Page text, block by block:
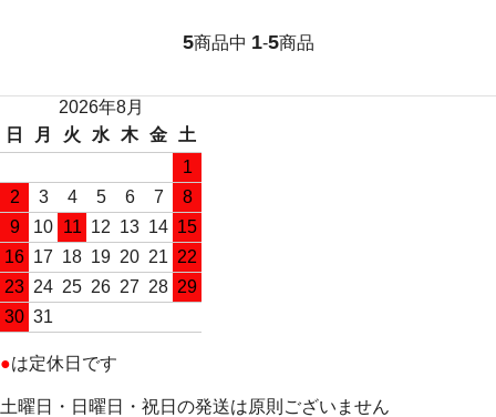
5商品中 1-5商品
2026年8月
日
月 火 水 木 金
土
1
2
3 4 5 6 7
8
9
10 11 12 13 14 15
16 17 18 19 20 21 22
23 24 25 26 27 28 29
30 31
●は定休日です
土曜日・日曜日・祝日の発送は原則ございません